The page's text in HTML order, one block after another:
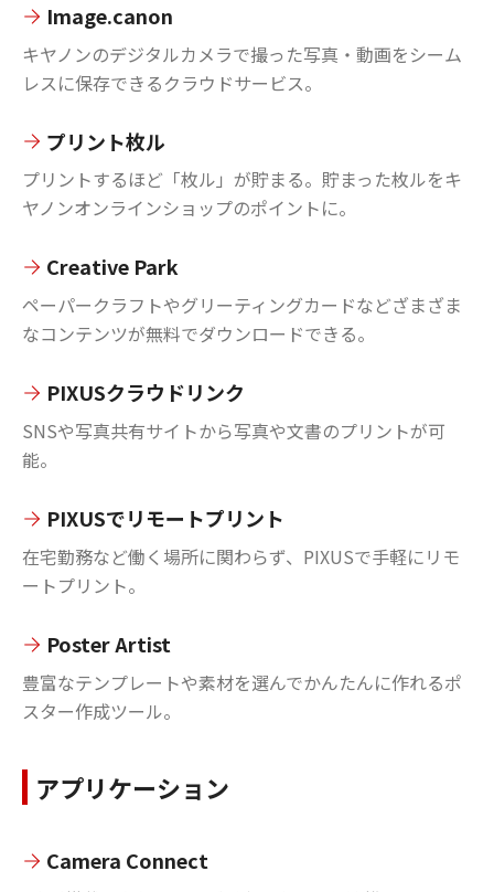
Image.canon
キヤノンのデジタルカメラで撮った写真・動画をシーム
レスに保存できるクラウドサービス。
プリント枚ル
プリントするほど「枚ル」が貯まる。貯まった枚ルをキ
ヤノンオンラインショップのポイントに。
Creative Park
ペーパークラフトやグリーティングカードなどざまざま
なコンテンツが無料でダウンロードできる。
PIXUSクラウドリンク
SNSや写真共有サイトから写真や文書のプリントが可
能。
PIXUSでリモートプリント
在宅勤務など働く場所に関わらず、PIXUSで手軽にリモ
ートプリント。
Poster Artist
豊富なテンプレートや素材を選んでかんたんに作れるポ
スター作成ツール。
アプリケーション
Camera Connect